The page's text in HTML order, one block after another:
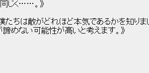
じく……。》
たちは敵がどれほど本気であるかを知りま
めない可能性が高いと考えます。》